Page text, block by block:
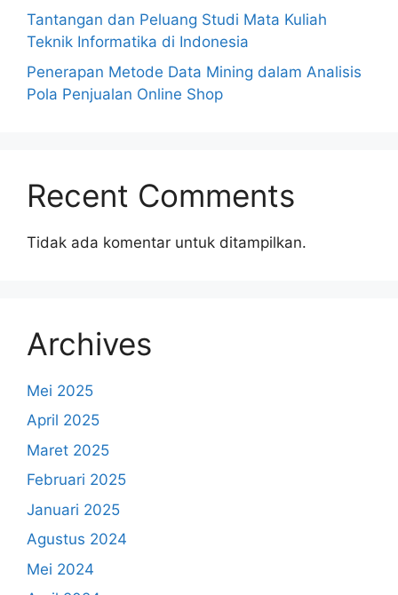
Tantangan dan Peluang Studi Mata Kuliah
Teknik Informatika di Indonesia
Penerapan Metode Data Mining dalam Analisis
Pola Penjualan Online Shop
Recent Comments
Tidak ada komentar untuk ditampilkan.
Archives
Mei 2025
April 2025
Maret 2025
Februari 2025
Januari 2025
Agustus 2024
Mei 2024